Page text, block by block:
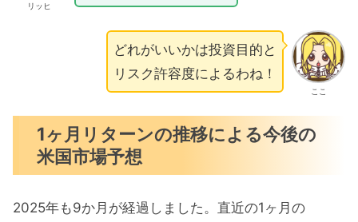
リッヒ
ここ
どれがいいかは投資目的と
リスク許容度によるわね！
1ヶ月リターンの推移による今後の
米国市場予想
2025年も9か月が経過しました。直近の1ヶ月の